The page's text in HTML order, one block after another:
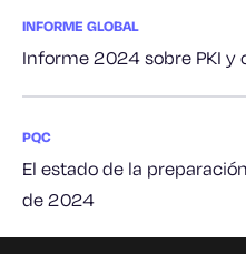
INFORME GLOBAL
Informe 2024 sobre PKI y
PQC
El estado de la
de 2024